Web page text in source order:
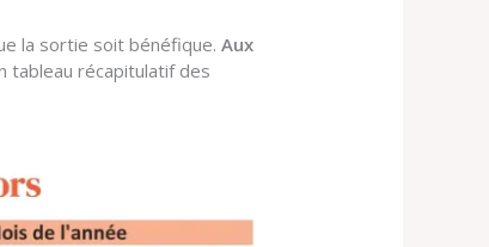
la sortie soit bénéfique.Aux
tableau récapitulatif des